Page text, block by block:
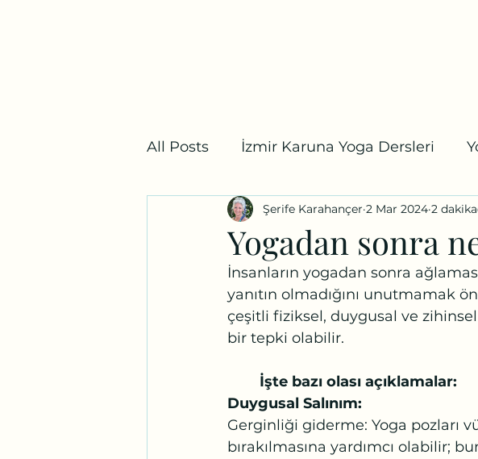
All Posts İzmir Karuna Yoga Dersleri
Yoga Mitolojisi İzmir Karuna Yoga
Yogadan sonra
Şerife Karahançer 2 Mar 2024 2
İnsanların yogadan sonra
yanıtın olmadığını unutmamak
çeşitli fiziksel, duygusal ve
bir tepki olabilir.
İşte bazı olası açıklamalar:
Duygusal Salınım:
Gerginliği giderme: Yoga pozları
bırakılmasına yardımcı olabilir;